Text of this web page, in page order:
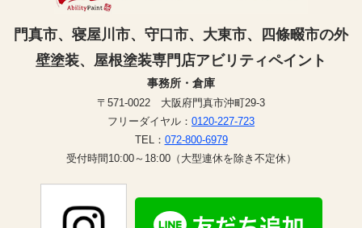
門真市、寝屋川市、守口市、大東市、四條畷市の外
壁塗装、屋根塗装専門店アビリティペイント
事務所・倉庫
〒571-0022 大阪府門真市沖町29-3
フリーダイヤル： 0120-227-723
TEL： 072-800-6979
受付時間10:00～18:00（大型連休を除き不定休）